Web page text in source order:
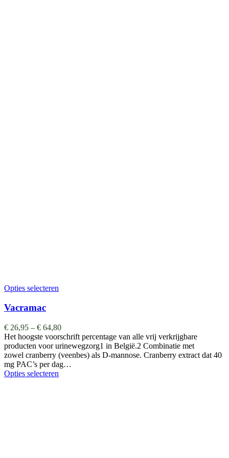
Opties selecteren
Vacramac
€ 26,95 – € 64,80
Het hoogste voorschrift percentage van alle vrij verkrijgbare
producten voor urinewegzorg1 in België.2 Combinatie met
zowel cranberry (veenbes) als D-mannose. Cranberry extract dat 40
mg PAC’s per dag…
Opties selecteren